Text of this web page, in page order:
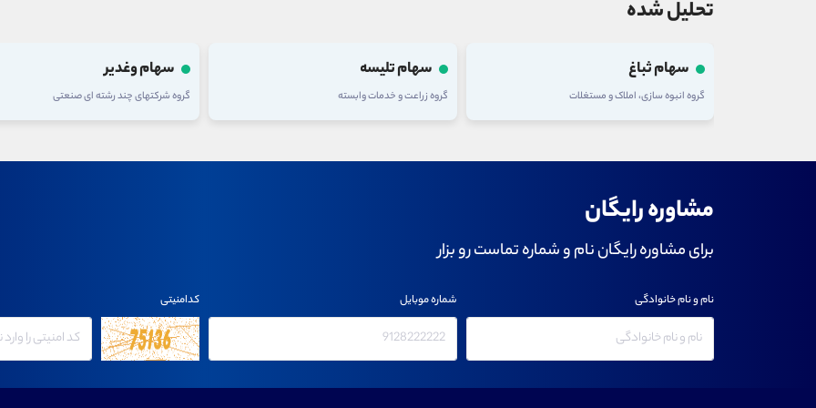
تحلیل شده
سهام تلیسه
گروه زراعت و خدمات وابسته
سهام وغدیر
گروه شرکتهای چند رشته ای صنعتی
سهام فولاد
گروه فلزات اساسی
مشاوره رایگان
برای مشاوره رایگان نام و شماره تماست رو بزار
نام و نام خانوادگی شماره موبایل کدامنیتی